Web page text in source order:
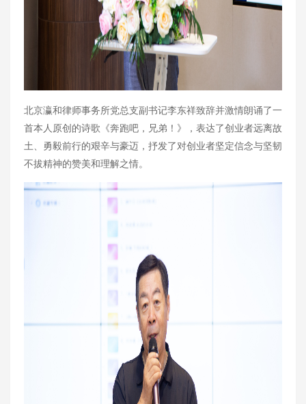
北京瀛和律师事务所党总支副书记李东祥致辞并激情朗诵了一
首本人原创的诗歌《奔跑吧，兄弟！》，表达了创业者远离故
土、勇毅前行的艰辛与豪迈，抒发了对创业者坚定信念与坚韧
不拔精神的赞美和理解之情。